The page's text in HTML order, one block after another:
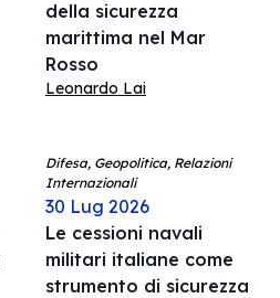
della sicurezza
marittima nel Mar
Rosso
Leonardo Lai
Difesa, Geopolitica, Relazioni
Internazionali
30 Lug 2026
Le cessioni navali
militari italiane come
strumento di sicurezza